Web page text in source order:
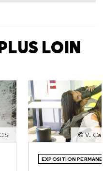
LOIN
© V.
EXPOSITION